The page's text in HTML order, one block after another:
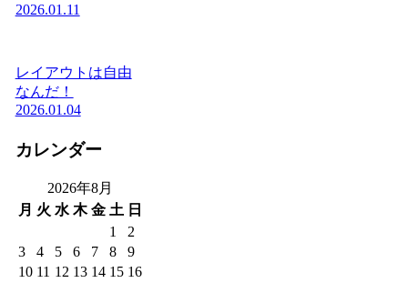
2026.01.11
レイアウトは自由
なんだ！
2026.01.04
カレンダー
2026年8月
月 火 水 木 金 土 日
1
2
3
4 5 6 7 8
9
10 11 12 13 14 15 16